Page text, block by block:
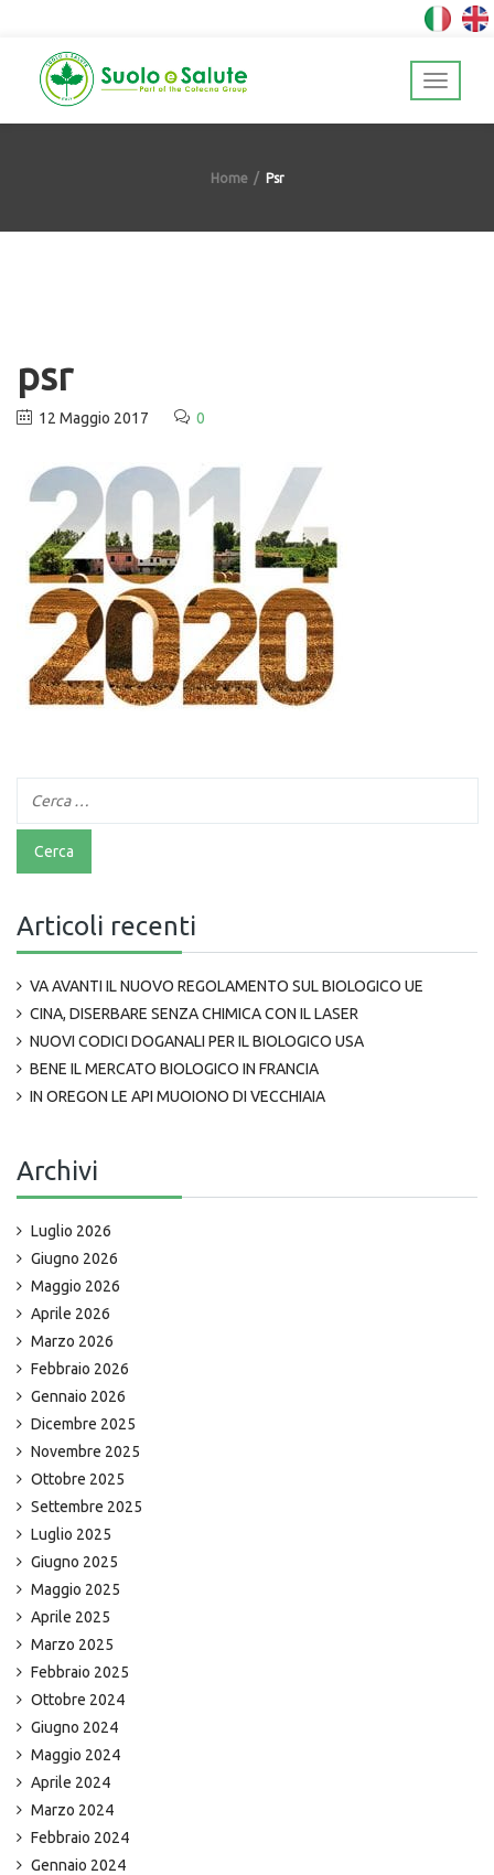
Home Psr
psr
12 Maggio 2017 0
Articoli recenti
VA AVANTI IL NUOVO REGOLAMENTO SUL BIOLOGICO UE
CINA, DISERBARE SENZA CHIMICA CON IL LASER
NUOVI CODICI DOGANALI PER IL BIOLOGICO USA
BENE IL MERCATO BIOLOGICO IN FRANCIA
IN OREGON LE API MUOIONO DI VECCHIAIA
Archivi
Luglio 2026
Giugno 2026
Maggio 2026
Aprile 2026
Marzo 2026
Febbraio 2026
Gennaio 2026
Dicembre 2025
Novembre 2025
Ottobre 2025
Settembre 2025
Luglio 2025
Giugno 2025
Maggio 2025
Aprile 2025
Marzo 2025
Febbraio 2025
Ottobre 2024
Giugno 2024
Maggio 2024
Aprile 2024
Marzo 2024
Febbraio 2024
Gennaio 2024